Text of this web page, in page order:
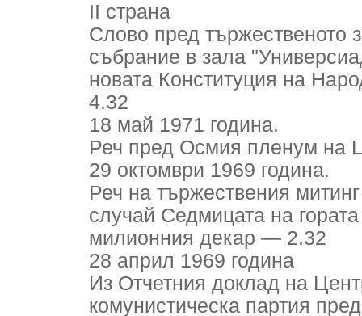
II страна
Слово пред тържественото
събрание в зала
новата Конституция на
4.32
18 май 1971 година.
Реч пред Осмия пленум
29 октомври 1969 година.
Реч на тържествения
случай Седмицата на
милионния декар — 2.32
28 април 1969 година
Из Отчетния доклад на
комунистическа партия